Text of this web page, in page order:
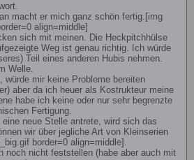
macht er mich ganz schön fertig.[img
align=middle]
sich mit meinen. Die Heckpitchhülse
Weg ist genau richtig. Ich würde
Teil eines anderen Hubis nehmen.
Welle.
würde mir keine Probleme bereiten
aber da ich heuer als Kostrukteur meine
habe ich keine oder nur sehr begrenzte
Fertigung.
neue Stelle antrete, wird sich das
wir über jegliche Art von Kleinserien
border=0 align=middle].
noch nicht feststellen (habe aber auch mit